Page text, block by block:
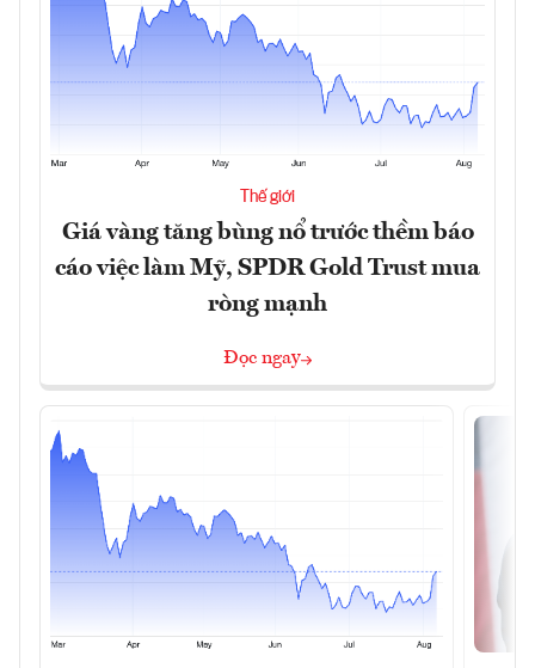
Thế giới
Giá vàng tăng bùng nổ trước thềm báo
cáo việc làm Mỹ, SPDR Gold Trust mua
ròng mạnh
Đọc ngay